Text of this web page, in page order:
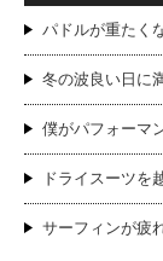
パドルが重たく
冬の波良い日に
僕がパフォーマ
ドライスーツを
サーフィンが疲